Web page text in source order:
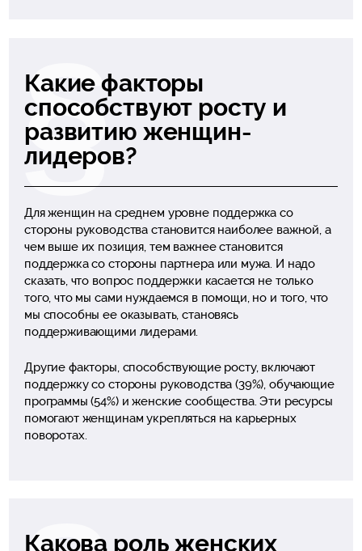
Какие факторы
способствуют росту и
развитию женщин-
лидеров?
Для женщин на среднем уровне поддержка со
стороны руководства становится наиболее важной, а
чем выше их позиция, тем важнее становится
поддержка со стороны партнера или мужа. И надо
сказать, что вопрос поддержки касается не только
того, что мы сами нуждаемся в помощи, но и того, что
мы способны ее оказывать, становясь
поддерживающими лидерами.
Другие факторы, способствующие росту, включают
поддержку со стороны руководства (39%), обучающие
программы (54%) и женские сообщества. Эти ресурсы
помогают женщинам укрепляться на карьерных
поворотах.
Какова роль женских